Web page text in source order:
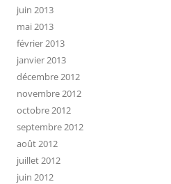
juin 2013
mai 2013
février 2013
janvier 2013
décembre 2012
novembre 2012
octobre 2012
septembre 2012
août 2012
juillet 2012
juin 2012